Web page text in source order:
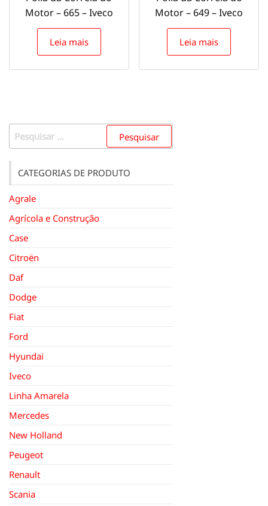
Motor – 665 – Iveco
Leia mais
Motor – 649 – Iveco
Leia mais
Pesquisar
CATEGORIAS DE PRODUTO
Agrale
Agrícola e Construção
Case
Citroën
Daf
Dodge
Fiat
Ford
Hyundai
Iveco
Linha Amarela
Mercedes
New Holland
Peugeot
Renault
Scania